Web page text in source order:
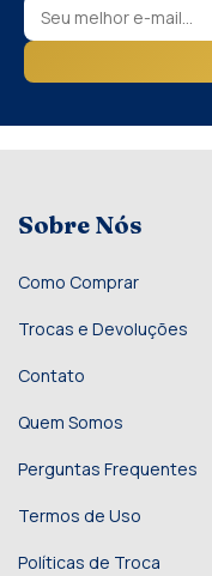
Sobre Nós
Como Comprar
Trocas e Devoluções
Contato
Quem Somos
Perguntas Frequentes
Termos de Uso
Políticas de Troca